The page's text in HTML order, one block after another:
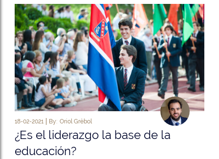
18-02-2021 By: Oriol Grèbol
¿Es el liderazgo la base de la
educación?